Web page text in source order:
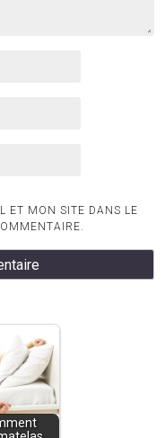
ET MON SITE DANS LE